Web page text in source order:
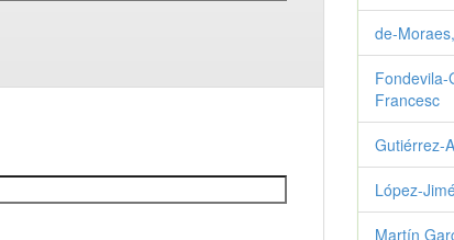
de-
Fondevila-
Francesc
Gutiérrez-
López-
Martín